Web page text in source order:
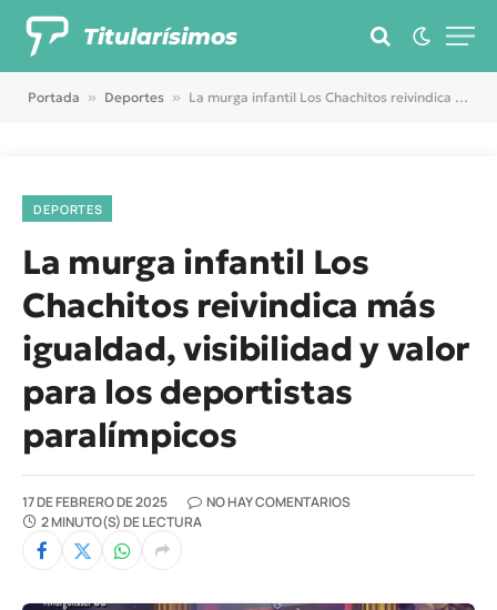
Titularísimos
Portada » Deportes » La murga infantil Los Chachitos reivindica más igualdad, visibilidad y valor para los deportistas paralímpicos
DEPORTES
La murga infantil Los
Chachitos reivindica más
igualdad, visibilidad y valor
para los deportistas
paralímpicos
17 DE FEBRERO DE 2025
NO HAY COMENTARIOS
2 MINUTO(S) DE LECTURA